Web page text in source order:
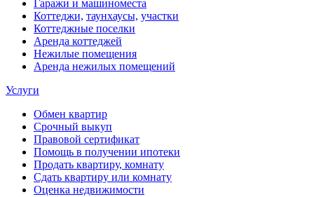
Гаражи и машиноместа
Коттеджи, таунхаусы, участки
Коттеджные поселки
Аренда коттеджей
Нежилые помещения
Аренда нежилых помещений
Услуги
Обмен квартир
Срочный выкуп
Правовой сертификат
Помощь в получении ипотеки
Продать квартиру, комнату
Сдать квартиру или комнату
Оценка недвижимости